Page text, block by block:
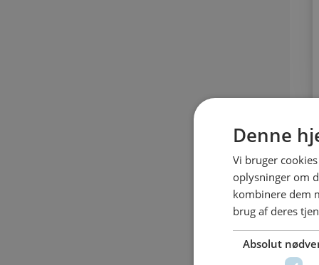
Denne
Vi bruger
oplysninger om
kombinere dem
brug af deres
Absolut